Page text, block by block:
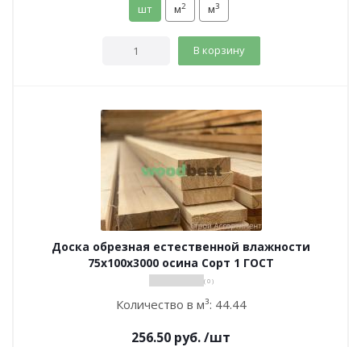
шт м2 м3
В корзину
Доска обрезная естественной влажности
75х100х3000 осина Сорт 1 ГОСТ
( 0 )
Количество в м³: 44.44
256.50 руб./шт